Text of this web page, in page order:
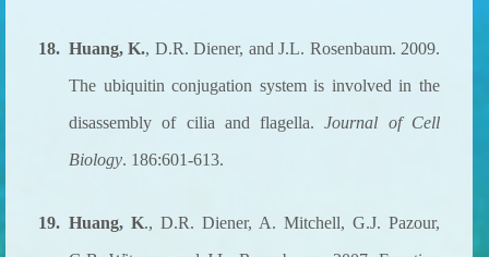
18. Huang, K., D.R. Diener, and J.L. Rosenbaum. 2009.
The ubiquitin conjugation system is involved in the
disassembly of cilia and flagella.Journal of Cell
Biology. 186:601-613.
19. Huang, K., D.R. Diener, A. Mitchell, G.J. Pazour,